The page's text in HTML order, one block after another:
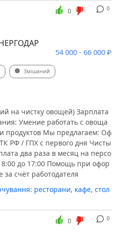
0
0
54 000 - 66 000 ₽
Змішаний
на чистку овощей) Зарплата
Умение работать с овоща
продуктов Мы предлагаем: Оф
РФ / ГПХ с первого дня Чисты
два раза в месяц на персо
8:00 до 17:00 Помощь при офор
счёт работодателя
ресторани, кафе, стол
0
0